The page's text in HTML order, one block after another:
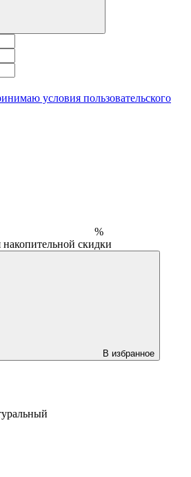
условия пользовательского
%
накопительной скидки
В избранное